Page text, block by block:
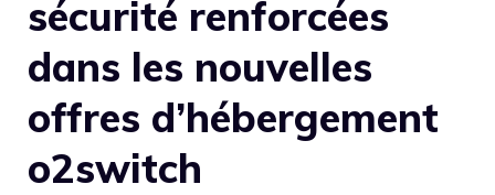
sécurité renforcées
dans les nouvelles
offres d’hébergement
o2switch